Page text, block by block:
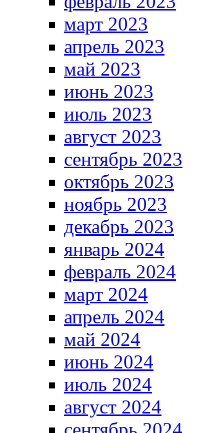
март 2023
апрель 2023
май 2023
июнь 2023
июль 2023
август 2023
сентябрь 2023
октябрь 2023
ноябрь 2023
декабрь 2023
январь 2024
февраль 2024
март 2024
апрель 2024
май 2024
июнь 2024
июль 2024
август 2024